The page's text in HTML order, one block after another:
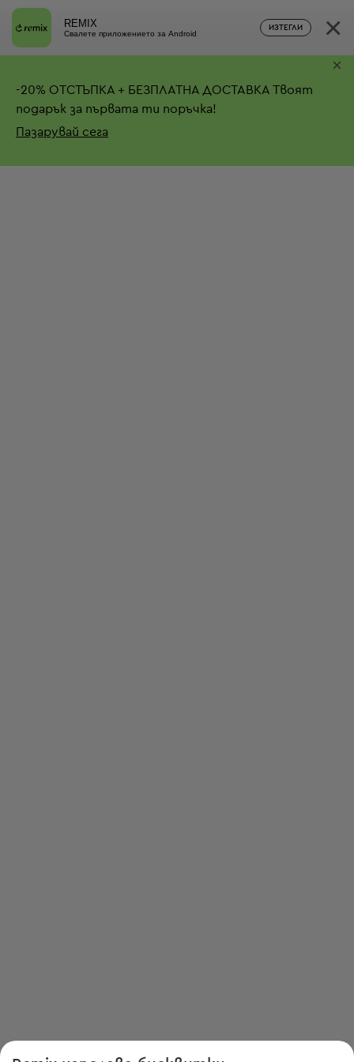
REMIX
Свалете приложението за Android
ИЗТЕГЛИ ×
-20% ОТСТЪПКА + БЕЗПЛАТНА ДОСТАВКА Твоят
подарък за първата ти поръчка!
Пазарувай сега
×